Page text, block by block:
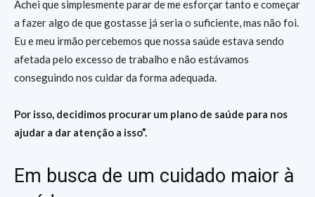
Achei que simplesmente parar de me esforçar tanto e começar
a fazer algo de que gostasse já seria o suficiente, mas não foi.
Eu e meu irmão percebemos que nossa saúde estava sendo
afetada pelo excesso de trabalho e não estávamos
conseguindo nos cuidar da forma adequada.
Por isso, decidimos procurar um plano de saúde para nos
ajudar a dar atenção a isso”.
Em busca de um cuidado maior à